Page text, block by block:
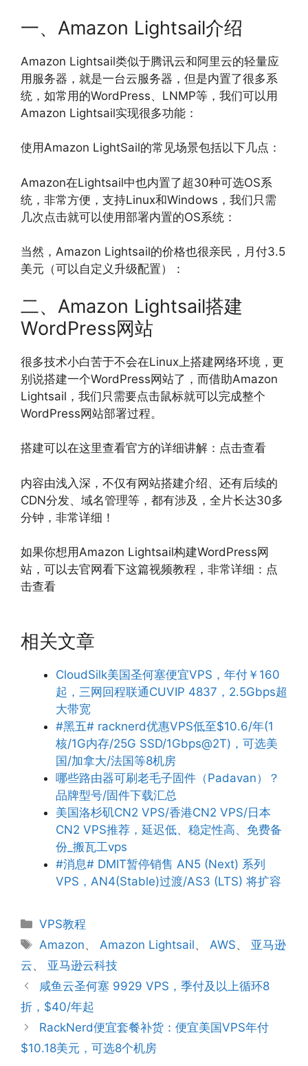
一、Amazon Lightsail介绍
Amazon Lightsail类似于腾讯云和阿里云的轻量应
用服务器，就是一台云服务器，但是内置了很多系
统，如常用的WordPress、LNMP等，我们可以用
Amazon Lightsail实现很多功能：
使用Amazon LightSail的常见场景包括以下几点：
Amazon在Lightsail中也内置了超30种可选OS系
统，非常方便，支持Linux和Windows，我们只需
几次点击就可以使用部署内置的OS系统：
当然，Amazon Lightsail的价格也很亲民，月付3.5
美元（可以自定义升级配置）：
二、Amazon Lightsail搭建
WordPress网站
很多技术小白苦于不会在Linux上搭建网络环境，更
别说搭建一个WordPress网站了，而借助Amazon
Lightsail，我们只需要点击鼠标就可以完成整个
WordPress网站部署过程。
搭建可以在这里查看官方的详细讲解：点击查看
内容由浅入深，不仅有网站搭建介绍、还有后续的
CDN分发、域名管理等，都有涉及，全片长达30多
分钟，非常详细！
如果你想用Amazon Lightsail构建WordPress网
站，可以去官网看下这篇视频教程，非常详细：点
击查看
相关文章
CloudSilk美国圣何塞便宜VPS，年付￥160
起，三网回程联通CUVIP 4837，2.5Gbps超
大带宽
#黑五# racknerd优惠VPS低至$10.6/年(1
核/1G内存/25G SSD/1Gbps@2T)，可选美
国/加拿大/法国等8机房
哪些路由器可刷老毛子固件（Padavan）？
品牌型号/固件下载汇总
美国洛杉矶CN2 VPS/香港CN2 VPS/日本
CN2 VPS推荐，延迟低、稳定性高、免费备
份_搬瓦工vps
#消息# DMIT暂停销售 AN5 (Next) 系列
VPS，AN4(Stable)过渡/AS3 (LTS) 将扩容
分
类
VPS教程
标
签
Amazon、 Amazon Lightsail、 AWS、 亚马逊
云、 亚马逊云科技
咸鱼云圣何塞 9929 VPS，季付及以上循环8
折，$40/年起
RackNerd便宜套餐补货：便宜美国VPS年付
$10.18美元，可选8个机房